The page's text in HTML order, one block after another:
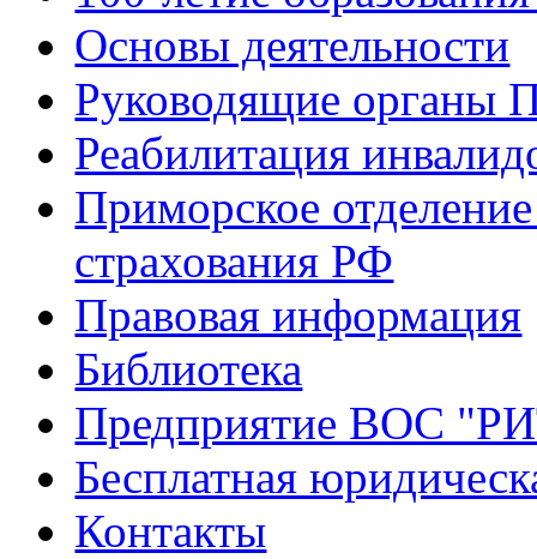
Основы деятельности
Руководящие органы
Реабилитация
Приморское
страхования РФ
Правовая информация
Библиотека
Предприятие ВОС
Бесплатная
Контакты